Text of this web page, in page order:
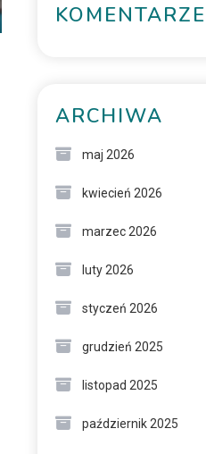
KOMENTARZE
ARCHIWA
maj 2026
kwiecień 2026
marzec 2026
luty 2026
styczeń 2026
grudzień 2025
listopad 2025
październik 2025